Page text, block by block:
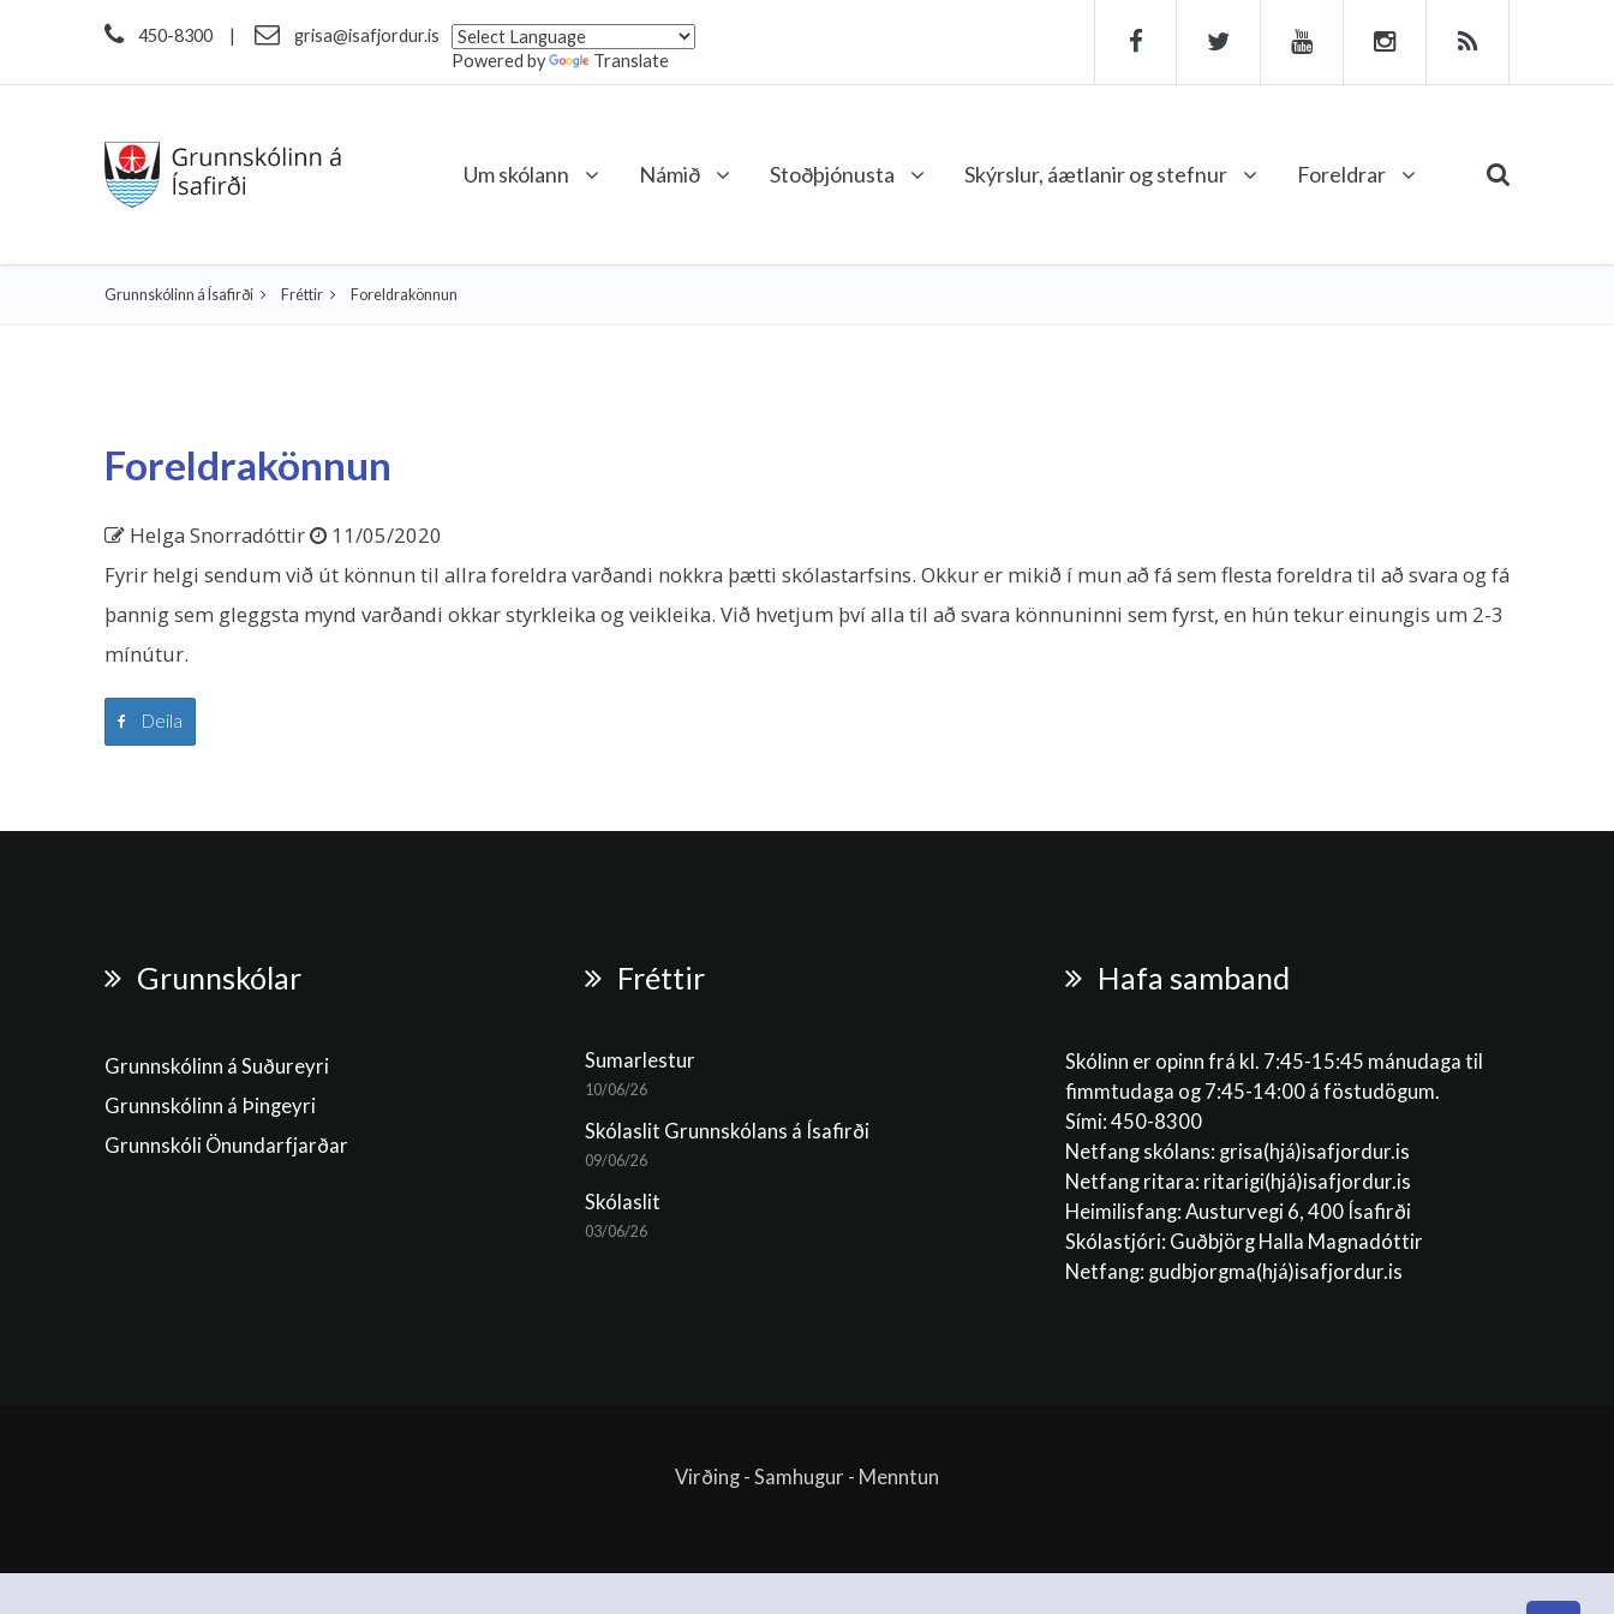
450-8300 |
grisa@isafjordur.is
Powered by
Translate
Um skólann Námið Stoðþjónusta Skýrslur, áætlanir og stefnur Foreldrar
Grunnskólinn á Ísafirði Fréttir Foreldrakönnun
Foreldrakönnun
Helga Snorradóttir
11/05/2020
Fyrir helgi sendum við út könnun til allra foreldra varðandi nokkra þætti skólastarfsins. Okkur er mikið í mun að fá sem flesta foreldra til að svara og fá
þannig sem gleggsta mynd varðandi okkar styrkleika og veikleika. Við hvetjum því alla til að svara könnuninni sem fyrst, en hún tekur einungis um 2-3
mínútur.
Deila
Grunnskólar
Grunnskólinn á Suðureyri
Grunnskólinn á Þingeyri
Grunnskóli Önundarfjarðar
Fréttir
Sumarlestur
10/06/26
Skólaslit Grunnskólans á Ísafirði
09/06/26
Skólaslit
03/06/26
Hafa samband
Skólinn er opinn frá kl. 7:45-15:45 mánudaga til
fimmtudaga og 7:45-14:00 á föstudögum.
Sími: 450-8300
Netfang skólans: grisa(hjá)isafjordur.is
Netfang ritara: ritarigi(hjá)isafjordur.is
Heimilisfang: Austurvegi 6, 400 Ísafirði
Skólastjóri: Guðbjörg Halla Magnadóttir
Netfang: gudbjorgma(hjá)isafjordur.is
Virðing - Samhugur - Menntun